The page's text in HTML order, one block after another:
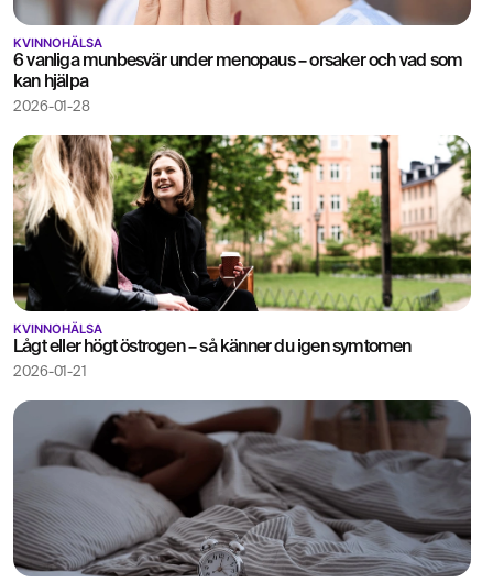
KVINNOHÄLSA
6 vanliga munbesvär under menopaus – orsaker och vad som
kan hjälpa
2026-01-28
KVINNOHÄLSA
Lågt eller högt östrogen – så känner du igen symtomen
2026-01-21